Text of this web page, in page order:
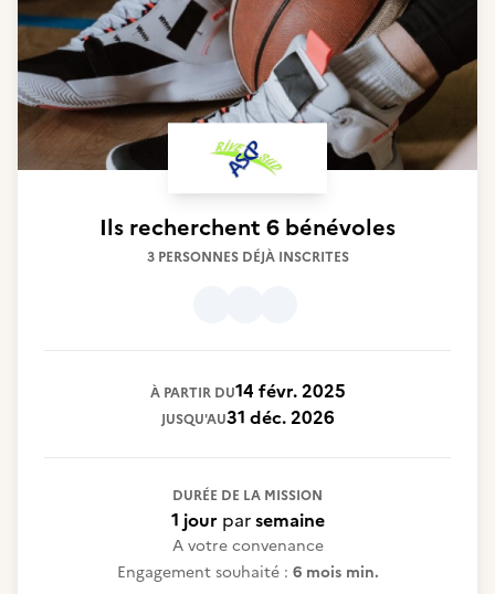
Ils recherchent 6 bénévoles
3 PERSONNES DÉJÀ INSCRITES
À PARTIR DU14 févr. 2025
JUSQU'AU31 déc. 2026
DURÉE DE LA MISSION
1 jour parsemaine
A votre convenance
Engagement souhaité : 6 mois min.